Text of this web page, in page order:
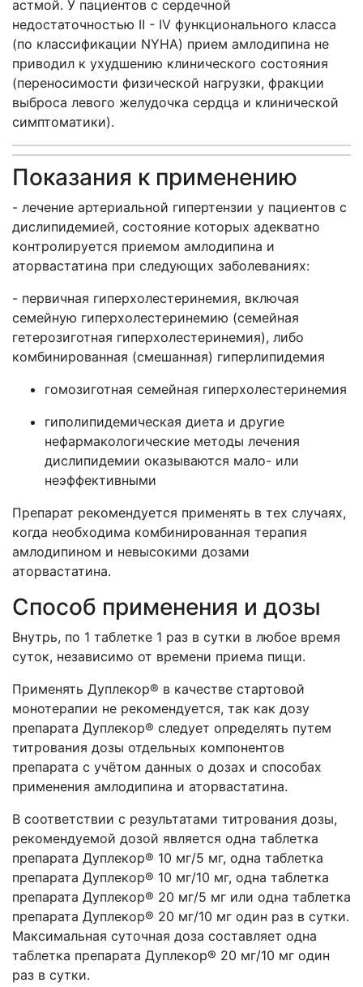
астмой. У пациентов с сердечной
недостаточностью II - IV функционального класса
(по классификации NYHA) прием амлодипина не
приводил к ухудшению клинического состояния
(переносимости физической нагрузки, фракции
выброса левого желудочка сердца и клинической
симптоматики).
Показания к применению
- лечение артериальной гипертензии у пациентов с
дислипидемией, состояние которых адекватно
контролируется приемом амлодипина и
аторвастатина при следующих заболеваниях:
- первичная гиперхолестеринемия, включая
семейную гиперхолестеринемию (семейная
гетерозиготная гиперхолестеринемия), либо
комбинированная (смешанная) гиперлипидемия
гомозиготная семейная гиперхолестеринемия
гиполипидемическая диета и другие
нефармакологические методы лечения
дислипидемии оказываются мало- или
неэффективными
Препарат рекомендуется применять в тех случаях,
когда необходима комбинированная терапия
амлодипином и невысокими дозами
аторвастатина.
Способ применения и дозы
Внутрь, по 1 таблетке 1 раз в сутки в любое время
суток, независимо от времени приема пищи.
Применять Дуплекор® в качестве стартовой
монотерапии не рекомендуется, так как дозу
препарата Дуплекор® следует определять путем
титрования дозы отдельных компонентов
препарата с учётом данных о дозах и способах
применения амлодипина и аторвастатина.
В соответствии с результатами титрования дозы,
рекомендуемой дозой является одна таблетка
препарата Дуплекор® 10 мг/5 мг, одна таблетка
препарата Дуплекор® 10 мг/10 мг, одна таблетка
препарата Дуплекор® 20 мг/5 мг или одна таблетка
препарата Дуплекор® 20 мг/10 мг один раз в сутки.
Максимальная суточная доза составляет одна
таблетка препарата Дуплекор® 20 мг/10 мг один
раз в сутки.